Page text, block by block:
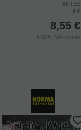
ANTES
9 €
8,55 €
4.00% IVA incluido